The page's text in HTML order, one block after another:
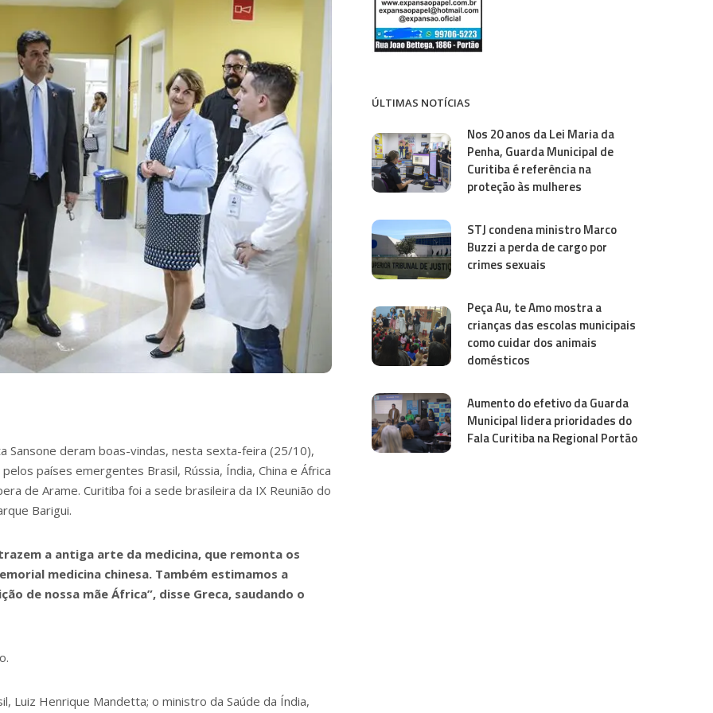
Sansone deram boas-vindas, nesta sexta-feira (25/10),
países emergentes Brasil, Rússia, Índia, China e África
de Arame. Curitiba foi a sede brasileira da IX Reunião do
Barigui.
a antiga arte da medicina, que remonta os
medicina chinesa. Também estimamos a
de nossa mãe África”, disse Greca, saudando o
Luiz Henrique Mandetta; o ministro da Saúde da Índia,
ÚLTIMAS NOTÍCIAS
Nos 20 anos da Lei Maria da
Penha, Guarda Municipal de
Curitiba é referência na
proteção às mulheres
STJ condena ministro Marco
Buzzi a perda de cargo por
crimes sexuais
Peça Au, te Amo mostra a
crianças das escolas municipais
como cuidar dos animais
domésticos
Aumento do efetivo da Guarda
Municipal lidera prioridades do
Fala Curitiba na Regional Portão